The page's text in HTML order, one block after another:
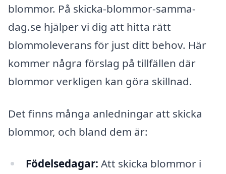
blommor. På skicka-blommor-samma-
dag.se hjälper vi dig att hitta rätt
blommoleverans för just ditt behov. Här
kommer några förslag på tillfällen där
blommor verkligen kan göra skillnad.
Det finns många anledningar att skicka
blommor, och bland dem är:
Födelsedagar: Att skicka blommor i